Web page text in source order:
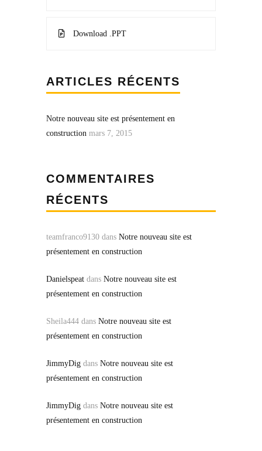
Download .PPT
ARTICLES RÉCENTS
Notre nouveau site est présentement en
construction mars 7, 2015
COMMENTAIRES
RÉCENTS
teamfranco9130 dans Notre nouveau site est
présentement en construction
Danielspeat dans Notre nouveau site est
présentement en construction
Sheila444 dans Notre nouveau site est
présentement en construction
JimmyDig dans Notre nouveau site est
présentement en construction
JimmyDig dans Notre nouveau site est
présentement en construction